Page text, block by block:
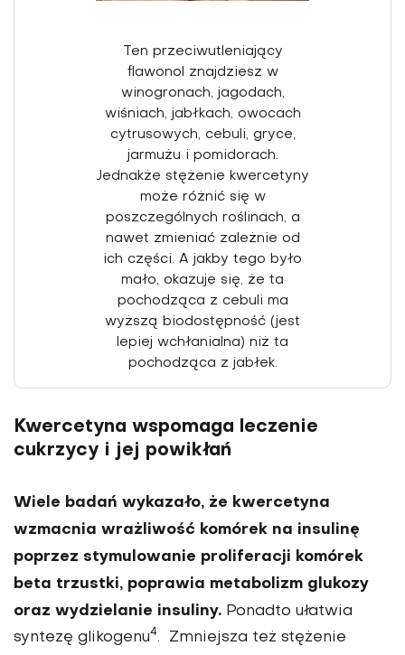
Ten przeciwutleniający
flawonol znajdziesz w
winogronach, jagodach,
wiśniach, jabłkach, owocach
cytruso­wych, cebuli, gryce,
jarmużu i pomi­dorach.
Jednakże stężenie kwercetyny
może różnić się w
poszczególnych roślinach, a
nawet zmieniać zależnie od
ich części. A jakby tego było
mało, okazuje się, że ta
pochodząca z cebuli ma
wyższą biodostępność (jest
lepiej wchłanialna) niż ta
pochodząca z jabłek.
Kwercetyna wspomaga leczenie
cukrzycy i jej powikłań
Wiele badań wykazało, że kwercetyna
wzmacnia wrażliwość komórek na insu­linę
poprzez stymulowanie proliferacji komórek
beta trzustki, poprawia meta­bolizm glukozy
oraz wydzielanie insuliny. Ponadto ułatwia
syntezę glikogenu4. Zmniejsza też stężenie